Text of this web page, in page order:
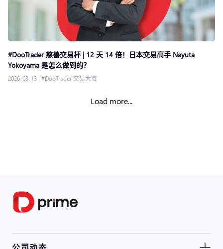
#DooTrader 慈善交易杯 | 12 天 14 倍！日本交易高手 Nayuta
Yokoyama 是怎么做到的？
2026-03-13 | #DooTrader 交易大赛
Load more...